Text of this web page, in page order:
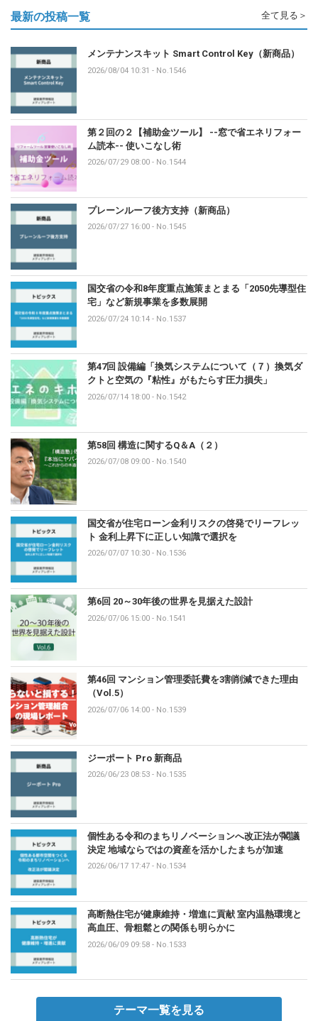
最新の投稿一覧 全て見る＞
メンテナンスキット Smart Control Key（新商品）
2026/08/04 10:31 - No.1546
第２回の２【補助金ツール】 --窓で省エネリフォー
ム読本-- 使いこなし術
2026/07/29 08:00 - No.1544
プレーンルーフ後方支持（新商品）
2026/07/27 16:00 - No.1545
国交省の令和8年度重点施策まとまる「2050先導型住
宅」など新規事業を多数展開
2026/07/24 10:14 - No.1537
第47回 設備編「換気システムについて（７）換気ダ
クトと空気の『粘性』がもたらす圧力損失」
2026/07/14 18:00 - No.1542
第58回 構造に関するQ＆A（２）
2026/07/08 09:00 - No.1540
国交省が住宅ローン金利リスクの啓発でリーフレッ
ト 金利上昇下に正しい知識で選択を
2026/07/07 10:30 - No.1536
第6回 20～30年後の世界を見据えた設計
2026/07/06 15:00 - No.1541
第46回 マンション管理委託費を3割削減できた理由
（Vol.5）
2026/07/06 14:00 - No.1539
ジーポート Pro 新商品
2026/06/23 08:53 - No.1535
個性ある令和のまちリノベーションへ改正法が閣議
決定 地域ならではの資産を活かしたまちが加速
2026/06/17 17:47 - No.1534
高断熱住宅が健康維持・増進に貢献 室内温熱環境と
高血圧、骨粗鬆との関係も明らかに
2026/06/09 09:58 - No.1533
テーマ一覧を見る